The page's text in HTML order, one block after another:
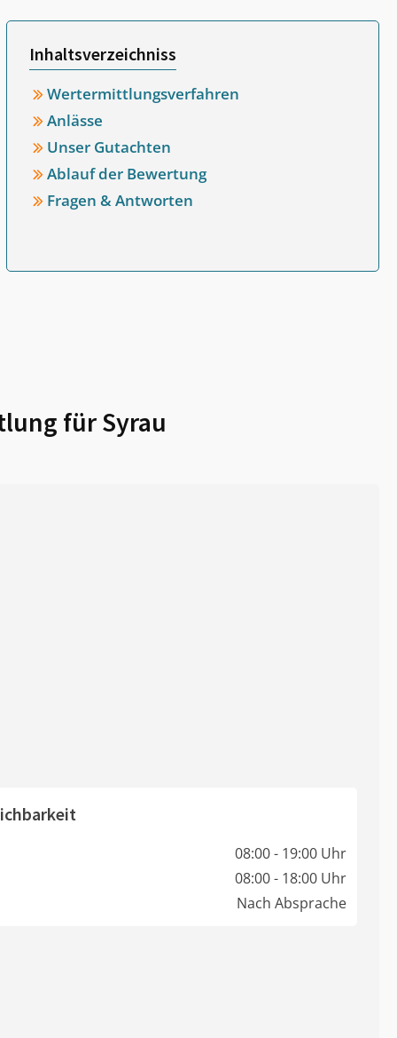
Inhaltsverzeichniss
Wertermittlungsverfahren
Anlässe
Unser Gutachten
Ablauf der Bewertung
Fragen & Antworten
fürSyrau
08:00 - 19:00 Uhr
08:00 - 18:00 Uhr
Nach Absprache